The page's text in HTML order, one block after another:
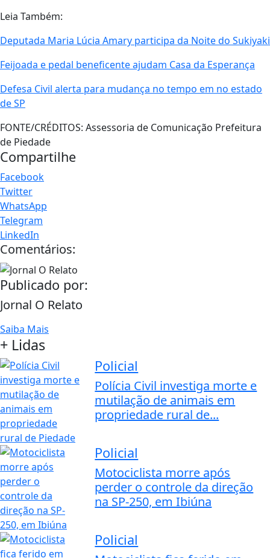
Leia Também:
Deputada Maria Lúcia Amary participa da Noite do Sukiyaki
Feijoada e pedal beneficente ajudam Casa da Esperança
Defesa Civil alerta para mudança no tempo em no estado
de SP
FONTE/CRÉDITOS: Assessoria de Comunicação Prefeitura
de Piedade
Compartilhe
Facebook
Twitter
WhatsApp
Telegram
LinkedIn
Comentários:
Publicado por:
Jornal O Relato
Saiba Mais
+ Lidas
Policial
Polícia Civil investiga morte e
mutilação de animais em
propriedade rural de...
Policial
Motociclista morre após
perder o controle da direção
na SP-250, em Ibiúna
Policial